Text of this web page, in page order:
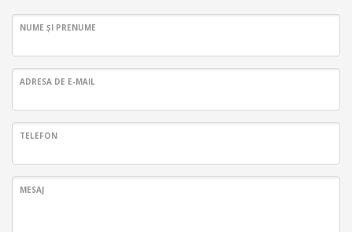
NUME ȘI PRENUME
ADRESA DE E-MAIL
TELEFON
MESAJ